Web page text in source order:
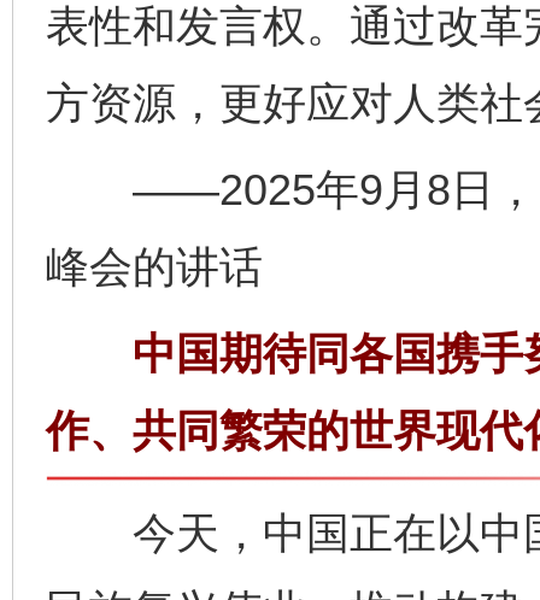
表性和发言权。通过改
方资源，更好应对人类
——2025年9月8日，
峰会的讲话
中国期待同各国携手
作、共同繁荣的世界现代
今天，中国正在以中